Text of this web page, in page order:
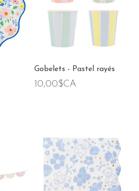
Gobelets - Pastel rayés
10,00$CA